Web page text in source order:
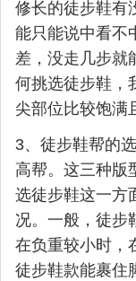
修长的徒步鞋有
能只能说中看不
差，没走几步就
何挑选徒步鞋，
尖部位比较饱满
3、徒步鞋帮的
高帮。这三种版
选徒步鞋这一方
况。一般，徒步
在负重较小时，
徒步鞋款能裹住